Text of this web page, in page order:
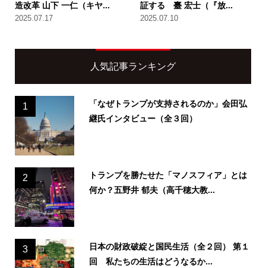
造改革 山下 一仁（キヤ...
2025.07.17
証する 臺 宏士（『放...
2025.07.10
人気記事ランキング
1
「なぜトランプが支持されるのか」会田弘
継氏インタビュー（全３回）
2
トランプを勝たせた「マノスフィア」とは
何か？五野井 郁夫（高千穂大教...
3
日本の財政破綻と国民生活（全２回） 第１
回 私たちの生活はどうなるか...